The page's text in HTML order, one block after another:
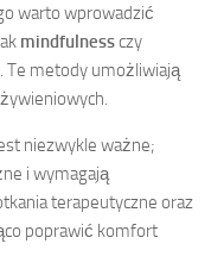
warto wprowadzić
mindfulnessczy
. Te metody umożliwiają
niezwykle ważne;
i wymagają
terapeutyczne oraz
poprawić komfort